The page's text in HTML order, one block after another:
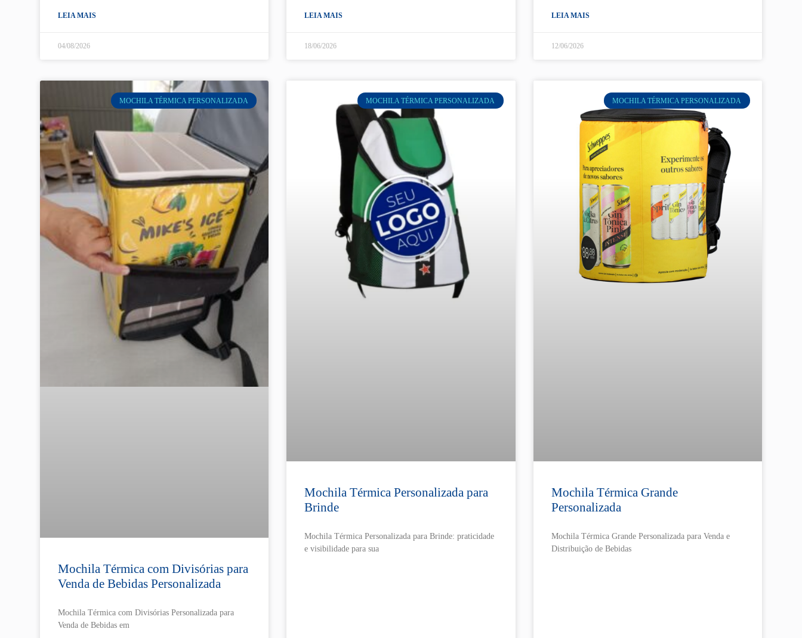
LEIA MAIS
04/08/2026
LEIA MAIS
18/06/2026
LEIA MAIS
12/06/2026
MOCHILA TÉRMICA PERSONALIZADA
Mochila Térmica com Divisórias para
Venda de Bebidas Personalizada
Mochila Térmica com Divisórias Personalizada para
Venda de Bebidas em
MOCHILA TÉRMICA PERSONALIZADA
Mochila Térmica Personalizada para
Brinde
Mochila Térmica Personalizada para Brinde: praticidade
e visibilidade para sua
MOCHILA TÉRMICA PERSONALIZADA
Mochila Térmica Grande
Personalizada
Mochila Térmica Grande Personalizada para Venda e
Distribuição de Bebidas